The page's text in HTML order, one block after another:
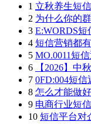
1 立秋养生短信
2 为什么你的
3 E:WORDS
4 短信营销都
5 MO.0011短
6
【2026】中
7 0FD:004短
8 怎么才能做
9 电商行业短
10 短信平台对